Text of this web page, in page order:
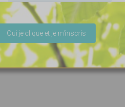
Veuillez laisser ce champ vide.